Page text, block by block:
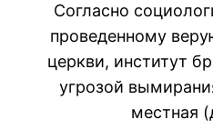
Согласно
проведенному
церкви, институт
угрозой
местная